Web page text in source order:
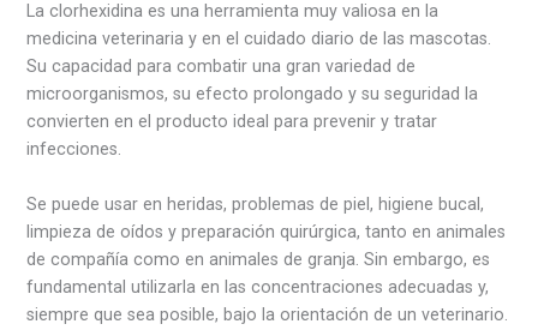
La clorhexidina es una herramienta muy valiosa en la
medicina veterinaria y en el cuidado diario de las mascotas.
Su capacidad para combatir una gran variedad de
microorganismos, su efecto prolongado y su seguridad la
convierten en el producto ideal para prevenir y tratar
infecciones.
Se puede usar en heridas, problemas de piel, higiene bucal,
limpieza de oídos y preparación quirúrgica, tanto en animales
de compañía como en animales de granja. Sin embargo, es
fundamental utilizarla en las concentraciones adecuadas y,
siempre que sea posible, bajo la orientación de un veterinario.